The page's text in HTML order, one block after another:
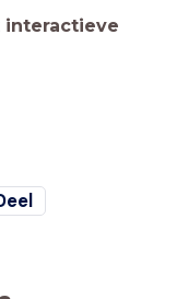
interactieve